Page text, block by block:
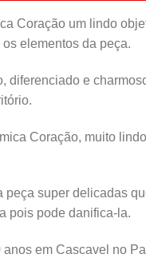
Coração um lindo
elementos da peça.
diferenciado e
Coração, muito
peça super delicadas
pois pode danifica-la.
em Cascavel no